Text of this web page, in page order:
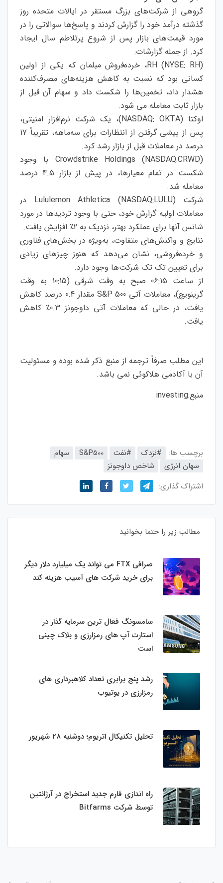
گروهی از شرکت‌های بزرگ مستقر در ایالات متحده روز
گذشته درآمد خود را گزارش کردند و پاسخ‌ها سوالاتی را در
مورد قیمت‌های بازار پس از شروع پرتلاطم سال ایجاد
کرد. از جمله گزارشات:
RH (NYSE: RH)، خرده‌فروش مبلمان که یکی از اولین
کسانی بود که نسبت به کاهش هزینه‌های مصرف‌کننده
هشدار داد، تخمین‌ها را شکست داد و سهام آن قبل از
بازار ثابت معامله می شود.
اوکتا (NASDAQ: OKTA)، یک شرکت نرم‌افزار امنیتی،
پس از پیشی گرفتن از انتظارات برای سه‌ماهه
، تقریباً 17
درصد در معاملات قبل از بازار رشد کرد.
Crowdstrike Holdings (NASDAQ:CRWD) با وجود
شکست در تمام معیارها، در پیش از بازار 4.5 درصد
معامله شد.
شرکت Lululemon Athletica (NASDAQ:LULU) در
معاملات اولیه گزارش خود، حتی با وجود تردیدها در مورد
شانس آنها برای عملکرد بهتر، نزدیک به 2٪ افزایش یافت.
نتایج و واکنش‌های متفاوت، به‌ویژه در بخش‌های فناوری
و خرده‌فروشی، نشان می‌دهد که هنوز چیزهای زیادی
برای تعیین تک تک شرکت‌ها وجود دارد.
از ساعت 06:15 صبح به وقت شرقی (10:15 به وقت
گرینویچ)، معاملات آتی S&P 500 مقدار 0.4 درصد کاهش
یافت، در حالی که معاملات آتی داوجونز 0.3٪ کاهش
یافت.
این مطلب صرفاً ترجمه از منبع ذکر شده بوده و مسئولیت
آن با آکادمی هلاکوئی نمی باشد.
منبع:investing
برچسب ها: #نزدک #نفت S&P500
سهام
سهان انرژی
شاخص داوجونز
اشتراک گذاری:
مطالب زیر را حتما بخوانید
صرافی FTX می تواند یک میلیارد دلار دیگر
برای خرید شرکت های آسیب هزینه کند
سامسونگ فعال‌ ترین سرمایه‌ گذار در
استارت‌ آپ‌ های رمزارزی و بلاک چینی
است
رشد پنج برابری تعداد کلاهبرداری های
رمزارزی در یوتیوب
تحلیل تکنیکال اتریوم؛ دوشنبه 28 شهریور
راه اندازی فارم جدید استخراج در آرژانتین
توسط شرکت Bitfarms